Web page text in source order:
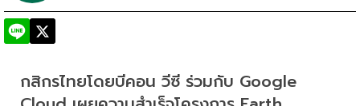
กสิกรไทยโดยบีคอน วีซี ร่วมกับ Google